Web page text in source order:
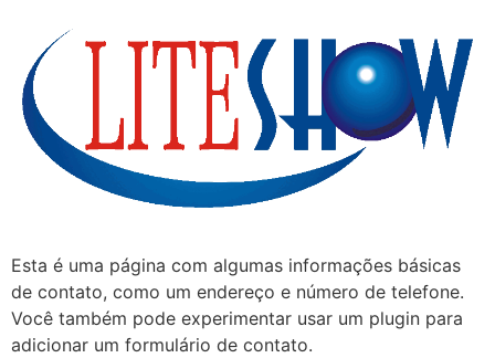
Esta é uma página com algumas informações básicas
de contato, como um endereço e número de telefone.
Você também pode experimentar usar um plugin para
adicionar um formulário de contato.